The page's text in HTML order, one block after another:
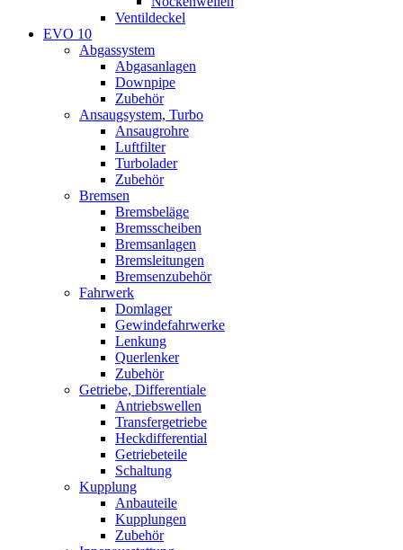
Ventildeckel
EVO 10
Abgassystem
Abgasanlagen
Downpipe
Zubehör
Ansaugsystem, Turbo
Ansaugrohre
Luftfilter
Turbolader
Zubehör
Bremsen
Bremsbeläge
Bremsscheiben
Bremsanlagen
Bremsleitungen
Bremsenzubehör
Fahrwerk
Domlager
Gewindefahrwerke
Lenkung
Querlenker
Zubehör
Getriebe, Differentiale
Antriebswellen
Transfergetriebe
Heckdifferential
Getriebeteile
Schaltung
Kupplung
Anbauteile
Kupplungen
Zubehör